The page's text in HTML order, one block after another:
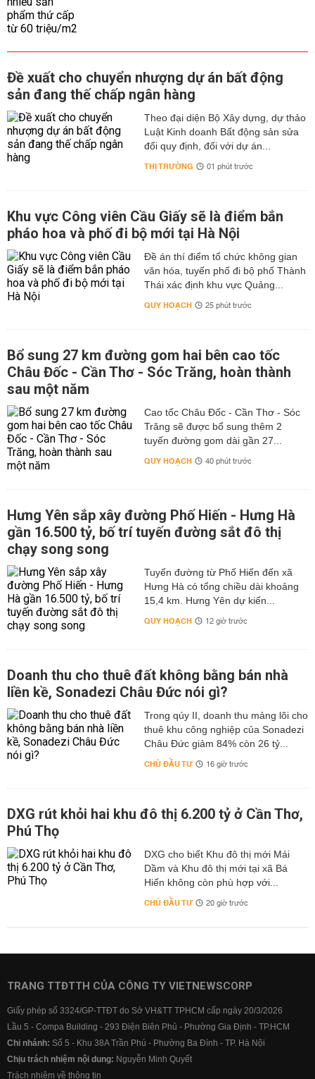
Đề xuất cho chuyển nhượng dự án bất động
sản đang thế chấp ngân hàng
Theo đại diện Bộ Xây dựng, dự thảo
Luật Kinh doanh Bất động sản sửa
đổi quy định, đối với dự án...
THỊ TRƯỜNG 01 phút trước
Khu vực Công viên Cầu Giấy sẽ là điểm bắn
pháo hoa và phố đi bộ mới tại Hà Nội
Đề án thí điểm tổ chức không gian
văn hóa, tuyến phố đi bộ phố Thành
Thái xác định khu vực Quảng...
QUY HOẠCH 25 phút trước
Bổ sung 27 km đường gom hai bên cao tốc
Châu Đốc - Cần Thơ - Sóc Trăng, hoàn thành
sau một năm
Cao tốc Châu Đốc - Cần Thơ - Sóc
Trăng sẽ được bổ sung thêm 2
tuyến đường gom dài gần 27...
QUY HOẠCH 40 phút trước
Hưng Yên sắp xây đường Phố Hiến - Hưng Hà
gần 16.500 tỷ, bố trí tuyến đường sắt đô thị
chạy song song
Tuyến đường từ Phố Hiến đến xã
Hưng Hà có tổng chiều dài khoảng
15,4 km. Hưng Yên dự kiến...
QUY HOẠCH 12 giờ trước
Doanh thu cho thuê đất không bằng bán nhà
liền kề, Sonadezi Châu Đức nói gì?
Trong qúy II, doanh thu mảng lõi cho
thuê khu công nghiệp của Sonadezi
Châu Đức giảm 84% còn 26 tỷ...
CHỦ ĐẦU TƯ 16 giờ trước
DXG rút khỏi hai khu đô thị 6.200 tỷ ở Cần Thơ,
Phú Thọ
DXG cho biết Khu đô thị mới Mái
Dầm và Khu đô thị mới tại xã Bá
Hiến không còn phù hợp với...
CHỦ ĐẦU TƯ 20 giờ trước
TRANG TTĐTTH CỦA CÔNG TY VIETNEWSCORP
Giấy phép số 3324/GP-TTĐT do Sở VH&TT TPHCM cấp ngày 20/3/2026
Lầu 5 - Compa Building - 293 Điện Biên Phủ - Phường Gia Định - TP.HCM
Chi nhánh: Số 5 - Khu 38A Trần Phú - Phường Ba Đình - TP. Hà Nội
Chịu trách nhiệm nội dung: Nguyễn Minh Quyết
Trách nhiệm về thông tin